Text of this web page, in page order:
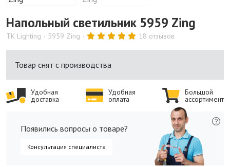
Напольный светильник 5959 Zing
TK Lighting 5959 Zing 18 отзывов
Товар снят с производства
Удобная
доставка
Удобная
оплата
Большой
ассортимент
Появились вопросы о товаре?
Консультация специалиста